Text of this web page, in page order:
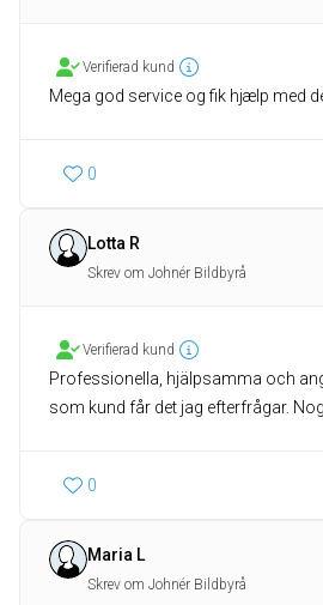
Verifierad kund
Mega god service og fik hjælp med
0
Lotta R
Skrev om Johnér Bildbyrå
Verifierad kund
Professionella, hjälpsamma och
som kund får det jag efterfrågar.
0
Maria L
Skrev om Johnér Bildbyrå